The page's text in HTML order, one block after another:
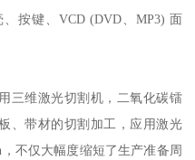
按键、VCD (DVD、MP3) 面
三维激光切割机，二氧化碳镭
、带材的切割加工，应用激光
不仅大幅度缩短了生产准备周